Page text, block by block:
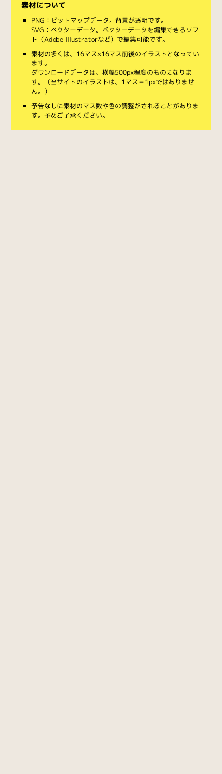
素材について
PNG：ビットマップデータ。背景が透明です。
SVG：ベクターデータ。ベクターデータを編集できるソフ
ト（Adobe Illustratorなど）で編集可能です。
素材の多くは、16マス×16マス前後のイラストとなってい
ます。
ダウンロードデータは、横幅500px程度のものになりま
す。（当サイトのイラストは、1マス＝1pxではありませ
ん。）
予告なしに素材のマス数や色の調整がされることがありま
す。予めご了承ください。